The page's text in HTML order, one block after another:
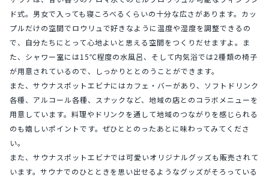
ド式。男女で入っても寝ころべるくらいの十分な広さがあります。カッ
プルだけの空間でロウリュで好きなように温度や湿度を調整できるの
で、自分たちにとって心地よいと思える空間をつくりだせますよ。ま
た、シャワー室には15℃程度の水風呂、そして内気浴では2種類の椅子
が用意されているので、しっかりととのうことができます。
また、サウナスポットエビナにはカフェ・バーがあり、ソフトドリンク
各種、アルコール各種、スナックなど、地域の店とのコラボメニューを
用意しています。料理やドリンクを通して地域のつながりを感じられる
のも嬉しいポイントです。ぜひととのったあとに味わってみてくださ
い。
また、サウナスポットエビナでは可愛いオリジナルグッズも販売されて
います。サウナでのひとときを思い出せるようなグッズがそろっている